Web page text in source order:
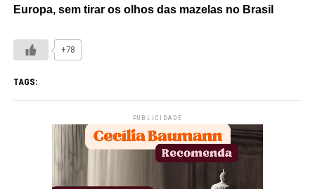
Europa, sem tirar os olhos das mazelas no Brasil
+78
TAGS:
PUBLICIDADE